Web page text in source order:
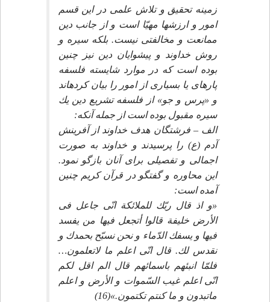
زمينه تحقيق و تلاش علمى در اين قسم
امور و ارزشها مهيّا است و از جانب دين
ممانعت و مخالفتى نيست. بلكه سيره و
روش خداوند و پيشوايان دين نيز چنين
بوده است كه در موارد شايسته فلسفه
پاره‏اى يا بسيارى از امور را بيان كرده‏اند
و «پرس و جو» از فلسفه تشريع دين يك
سيره مقبول بوده است از جمله آنكه:
الف – فرشتگان هدف خداوند از آفرينش
آدم (ع) را پرسيدند و خداوند به صورت
اجمالى و تفصيلى براى آنان بازگو نمود.
اين محاوره و گفتگو در قرآن كريم چنين
آمده است:
«و اذ قال ربّك للملائكة انّى جاعل فى
الأرض خليفة قالوا أتجعل فيها من يفسد
فيها و يسفك الدّماء و نحن نسبّح بحمدك و
نقدس لك. قال انّى اعلم ما لاتعلمون…
فلمّا انبئهم باسمائهم قال الم اقل لكم
انّى اعلم غيب السّموات و الأرض و اعلم
ماتبدون و ما كنتم تكتمون.»(16)